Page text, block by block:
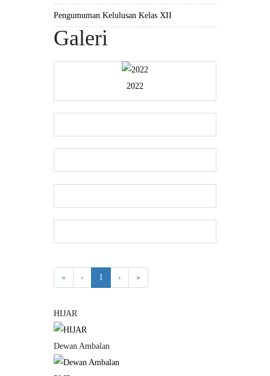
Pengumuman Kelulusan Kelas XII
Galeri
2022
« ‹ 1 › »
HIJAR
Dewan Ambalan